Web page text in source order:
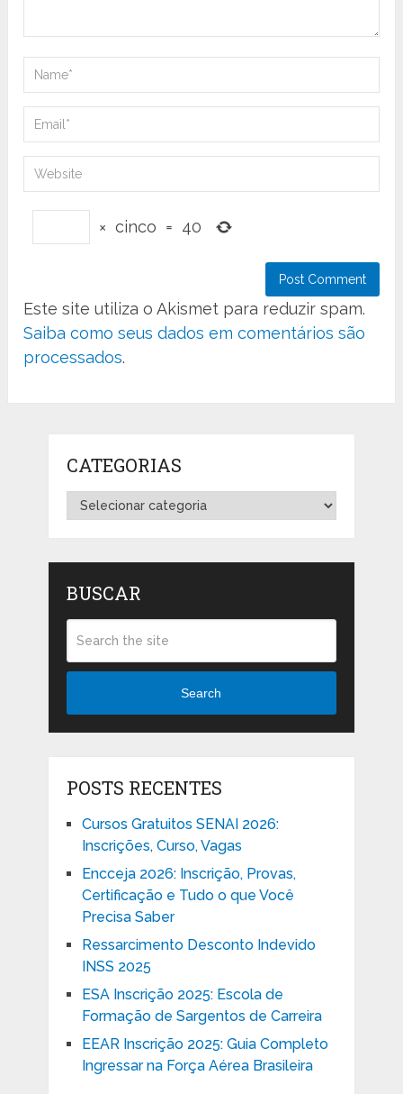
× cinco = 40
Este site utiliza o Akismet para reduzir spam.
Saiba como seus dados em comentários são
processados.
CATEGORIAS
Categorias
BUSCAR
Search
POSTS RECENTES
Cursos Gratuitos SENAI 2026:
Inscrições, Curso, Vagas
Encceja 2026: Inscrição, Provas,
Certificação e Tudo o que Você
Precisa Saber
Ressarcimento Desconto Indevido
INSS 2025
ESA Inscrição 2025: Escola de
Formação de Sargentos de Carreira
EEAR Inscrição 2025: Guia Completo
Ingressar na Força Aérea Brasileira